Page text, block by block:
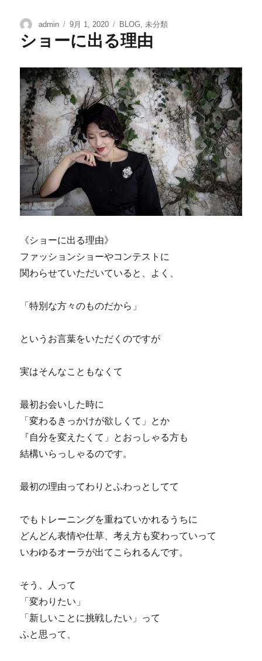
admin 9月 1, 2020 BLOG 未分類
ショーに出る理由
《ショーに出る理由》
ファッションショーやコンテストに
関わらせていただいていると、よく、
「特別な方々のものだから」
というお言葉をいただくのですが
実はそんなこともなくて
最初お会いした時に
「変わるきっかけが欲しくて」とか
『自分を変えたくて」とおっしゃる方も
結構いらっしゃるのです。
最初の理由ってわりとふわっとしてて
でもトレーニングを重ねていかれるうちに
どんどん表情や仕草、考え方も変わっていって
いわゆるオーラが出てこられるんです。
そう、人って
「変わりたい」
「新しいことに挑戦したい」って
ふと思って、